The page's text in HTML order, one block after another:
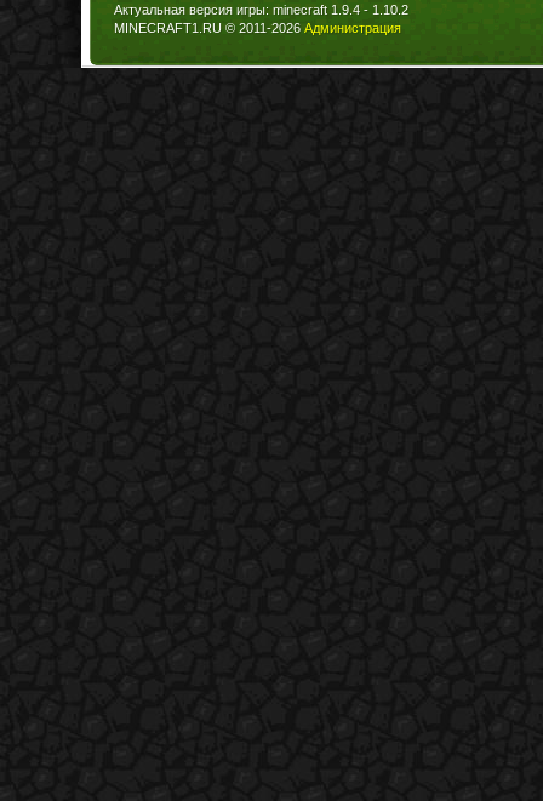
Актуальная версия игры: minecraft 1.9.4 - 1.10.2
MINECRAFT1.RU © 2011-2026 Администрация